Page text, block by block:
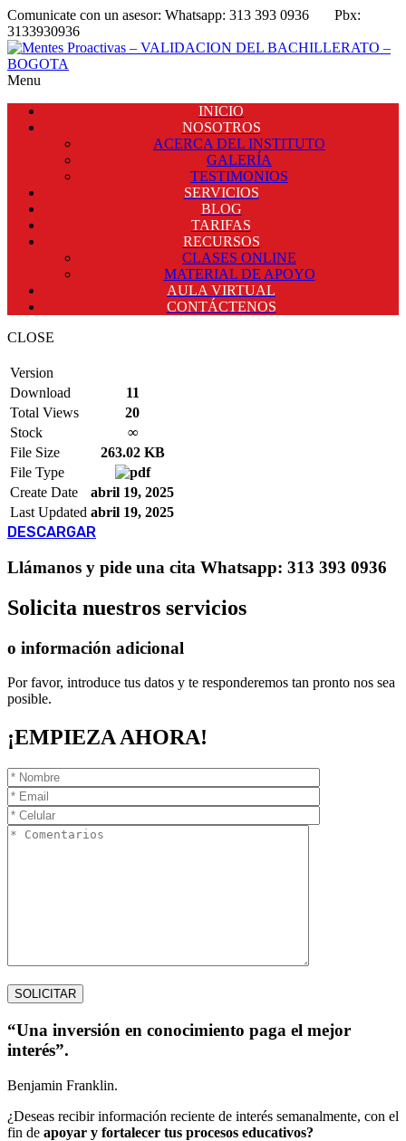
Comunicate con un asesor: Whatsapp: 313 393 0936 Pbx:
3133930936
Menu
INICIO
NOSOTROS
ACERCA DEL INSTITUTO
GALERÍA
TESTIMONIOS
SERVICIOS
BLOG
TARIFAS
RECURSOS
CLASES ONLINE
MATERIAL DE APOYO
AULA VIRTUAL
CONTÁCTENOS
CLOSE
Version
Download
11
Total Views
20
Stock
∞
File Size
263.02 KB
File Type
Create Date
abril 19, 2025
Last Updated abril 19, 2025
DESCARGAR
Llámanos y pide una cita Whatsapp: 313 393 0936
Solicita nuestros servicios
o información adicional
Por favor, introduce tus datos y te responderemos tan pronto nos sea
posible.
¡EMPIEZA AHORA!
“Una inversión en conocimiento paga el mejor
interés”.
Benjamin Franklin.
¿Deseas recibir información reciente de interés semanalmente, con el
fin de apoyar y fortalecer tus procesos educativos?